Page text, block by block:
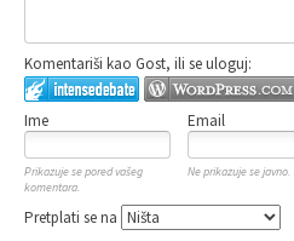
Komentariši kao Gost, ili se uloguj:
Ime Email
Prikazuje se pored vašeg
komentara.
Ne prikazuje se javno.
Pretplati se na